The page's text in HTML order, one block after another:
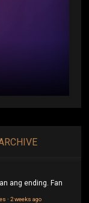
ang ending. Fan
·2 weeks ago